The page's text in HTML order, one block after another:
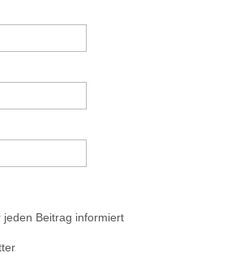
jeden Beitrag informiert